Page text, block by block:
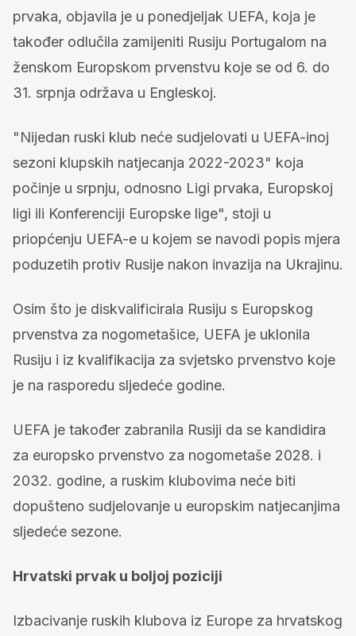
prvaka, objavila je u ponedjeljak UEFA, koja je
također odlučila zamijeniti Rusiju Portugalom na
ženskom Europskom prvenstvu koje se od 6. do
31. srpnja održava u Engleskoj.
"Nijedan ruski klub neće sudjelovati u UEFA-inoj
sezoni klupskih natjecanja 2022-2023" koja
počinje u srpnju, odnosno Ligi prvaka, Europskoj
ligi ili Konferenciji Europske lige", stoji u
priopćenju UEFA-e u kojem se navodi popis mjera
poduzetih protiv Rusije nakon invazija na Ukrajinu.
Osim što je diskvalificirala Rusiju s Europskog
prvenstva za nogometašice, UEFA je uklonila
Rusiju i iz kvalifikacija za svjetsko prvenstvo koje
je na rasporedu sljedeće godine.
UEFA je također zabranila Rusiji da se kandidira
za europsko prvenstvo za nogometaše 2028. i
2032. godine, a ruskim klubovima neće biti
dopušteno sudjelovanje u europskim natjecanjima
sljedeće sezone.
Hrvatski prvak u boljoj poziciji
Izbacivanje ruskih klubova iz Europe za hrvatskog